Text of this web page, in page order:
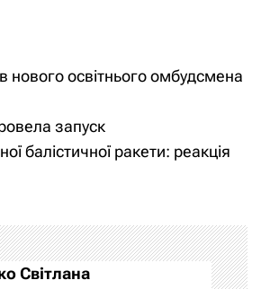
нового освітнього омбудсмена
запуск
балістичної ракети: реакція
Світлана